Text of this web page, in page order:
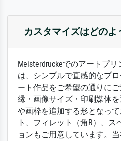
カスタマイズはどのよ
Meisterdruckeでのアートプ
は、シンプルで直感的なプ
ート作品をご希望の通りに
縁・画像サイズ・印刷媒体
や画枠を追加する形となっ
ト、フィレット（角R）、ス
ョンもご用意しています。